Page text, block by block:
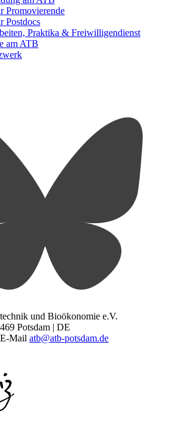
Promovierende
Postdocs
Praktika & Freiwilligendienst
am ATB
und Bioökonomie e.V.
Potsdam | DE
Mail atb@atb-potsdam.de